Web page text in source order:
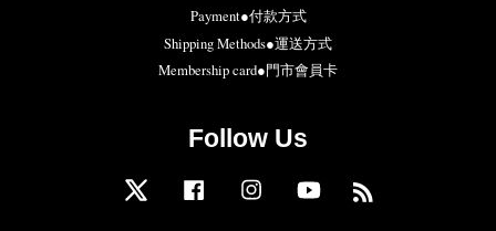
Payment●付款方式
Shipping Methods●運送方式
Membership card●門市會員卡
Follow Us
Twitter Facebook Instagram YouTube